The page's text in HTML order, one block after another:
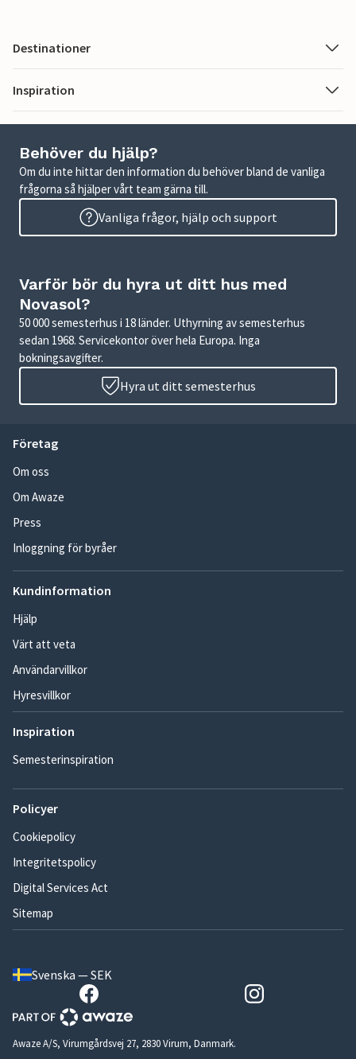
Destinationer
Inspiration
Behöver du hjälp?
Om du inte hittar den information du behöver bland de vanliga
frågorna så hjälper vårt team gärna till.
Vanliga frågor, hjälp och support
Varför bör du hyra ut ditt hus med
Novasol?
50 000 semesterhus i 18 länder. Uthyrning av semesterhus
sedan 1968. Servicekontor över hela Europa. Inga
bokningsavgifter.
Hyra ut ditt semesterhus
Företag
Om oss
Om Awaze
Press
Inloggning för byråer
Kundinformation
Hjälp
Värt att veta
Användarvillkor
Hyresvillkor
Inspiration
Semesterinspiration
Policyer
Cookiepolicy
Integritetspolicy
Digital Services Act
Sitemap
Svenska — SEK
Awaze A/S, Virumgårdsvej 27, 2830 Virum, Danmark.